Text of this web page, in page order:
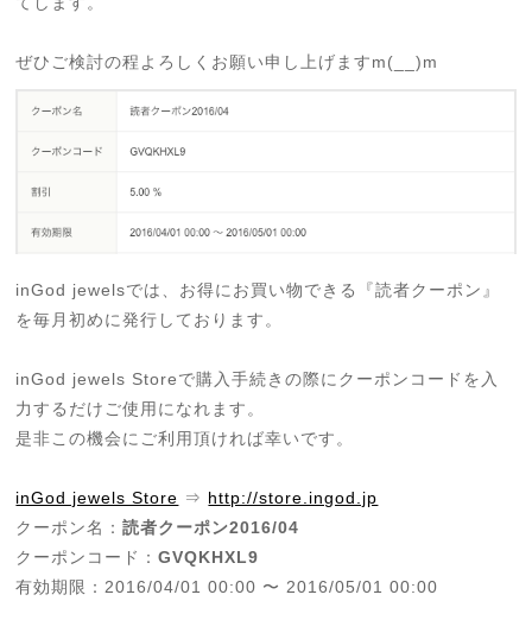
ぜひご検討の程よろしくお願い申し上げますm(__)m
inGod jewelsでは、お得にお買い物できる『読者クーポン』
を毎月初めに発行しております。
inGod jewels Storeで購入手続きの際にクーポンコードを入
力するだけご使用になれます。
是非この機会にご利用頂ければ幸いです。
inGod jewels Store ⇒ http://store.ingod.jp
クーポン名：読者クーポン2016/04
クーポンコード：GVQKHXL9
有効期限：2016/04/01 00:00 〜 2016/05/01 00:00